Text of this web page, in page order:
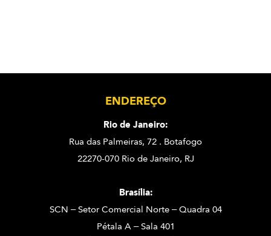
ENDEREÇO
Rio de Janeiro:
Rua das Palmeiras, 72 . Botafogo
22270-070 Rio de Janeiro, RJ
Brasília:
SCN – Setor Comercial Norte – Quadra 04
Pétala A – Sala 401